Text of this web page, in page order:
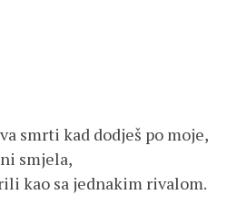
smrti kad dodješ po moje,
smjela,
kao sa jednakim rivalom.